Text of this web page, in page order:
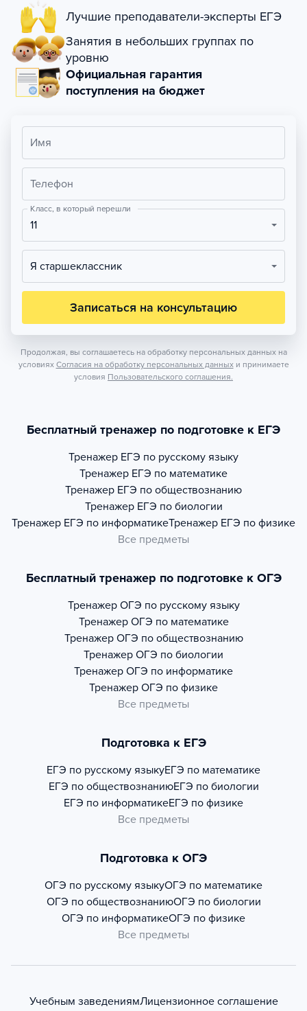
Лучшие преподаватели-эксперты ЕГЭ
Занятия в небольших группах по
уровню
Официальная гарантия
поступления на бюджет
Имя
Телефон
Класс, в который перешли
11
Я старшеклассник
Записаться на консультацию
Продолжая, вы соглашаетесь на обработку персональных данных на
условиях Согласия на обработку персональных данных и принимаете
условия Пользовательского соглашения.
Бесплатный тренажер по подготовке к ЕГЭ
Тренажер ЕГЭ по русскому языку
Тренажер ЕГЭ по математике
Тренажер ЕГЭ по обществознанию
Тренажер ЕГЭ по биологии
Тренажер ЕГЭ по информатикеТренажер ЕГЭ по физике
Все предметы
Бесплатный тренажер по подготовке к ОГЭ
Тренажер ОГЭ по русскому языку
Тренажер ОГЭ по математике
Тренажер ОГЭ по обществознанию
Тренажер ОГЭ по биологии
Тренажер ОГЭ по информатике
Тренажер ОГЭ по физике
Все предметы
Подготовка к ЕГЭ
ЕГЭ по русскому языкуЕГЭ по математике
ЕГЭ по обществознаниюЕГЭ по биологии
ЕГЭ по информатикеЕГЭ по физике
Все предметы
Подготовка к ОГЭ
ОГЭ по русскому языкуОГЭ по математике
ОГЭ по обществознаниюОГЭ по биологии
ОГЭ по информатикеОГЭ по физике
Все предметы
Учебным заведениямЛицензионное соглашение